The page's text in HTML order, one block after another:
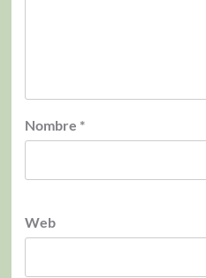
Nombre *
Web